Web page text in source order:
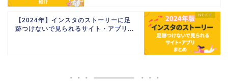
【2024年】インスタのストーリーに足
跡つけないで見られるサイト・アプリ...